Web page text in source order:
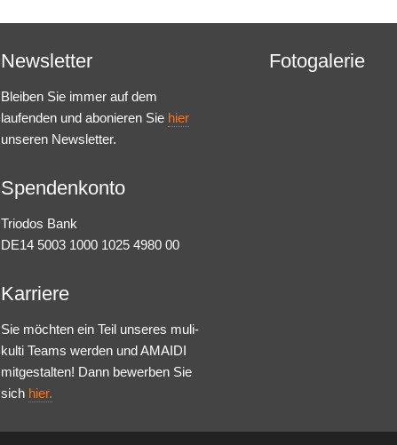
Newsletter
Bleiben Sie immer auf dem
laufenden und abonieren Sie hier
unseren Newsletter.
Spendenkonto
Triodos Bank
DE14 5003 1000 1025 4980 00
Karriere
Sie möchten ein Teil unseres muli-
kulti Teams werden und AMAIDI
mitgestalten! Dann bewerben Sie
sich hier.
Fotogalerie